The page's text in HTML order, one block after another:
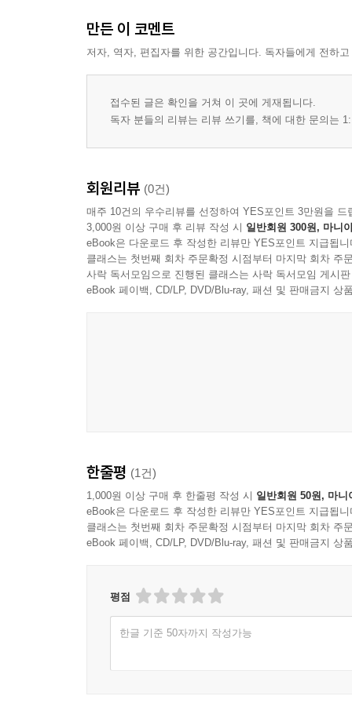
만든 이 코멘트
저자, 역자, 편집자를 위한 공간입니다. 독자들에게 전하
접수된 글은 확인을 거쳐 이 곳에 게재됩니다.
독자 분들의 리뷰는 리뷰 쓰기를, 책에 대한 문의는
회원리뷰 (0건)
매주 10건의 우수리뷰를 선정하여 YES포인트 3만원을 드
3,000원 이상 구매 후 리뷰 작성 시 일반회원 300원, 마니
eBook은 다운로드 후 작성한 리뷰만 YES포인트 지급됩니
클래스는 첫번째 회차 주문확정 시점부터 마지막 회차 주
사락 독서모임으로 진행된 클래스는 사락 독서모임 게시
eBook 페이백, CD/LP, DVD/Blu-ray, 패션 및 판매금지 상
한줄평 (1건)
1,000원 이상 구매 후 한줄평 작성 시 일반회원 50원, 마니
eBook은 다운로드 후 작성한 리뷰만 YES포인트 지급됩니
클래스는 첫번째 회차 주문확정 시점부터 마지막 회차 주
eBook 페이백, CD/LP, DVD/Blu-ray, 패션 및 판매금지 상
평점
한글 기준 50자까지 작성가능